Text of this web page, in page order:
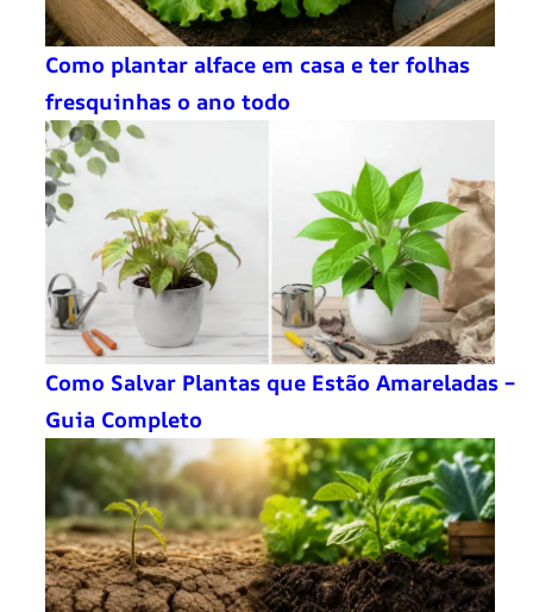
Como plantar alface em casa e ter folhas
fresquinhas o ano todo
Como Salvar Plantas que Estão Amareladas –
Guia Completo